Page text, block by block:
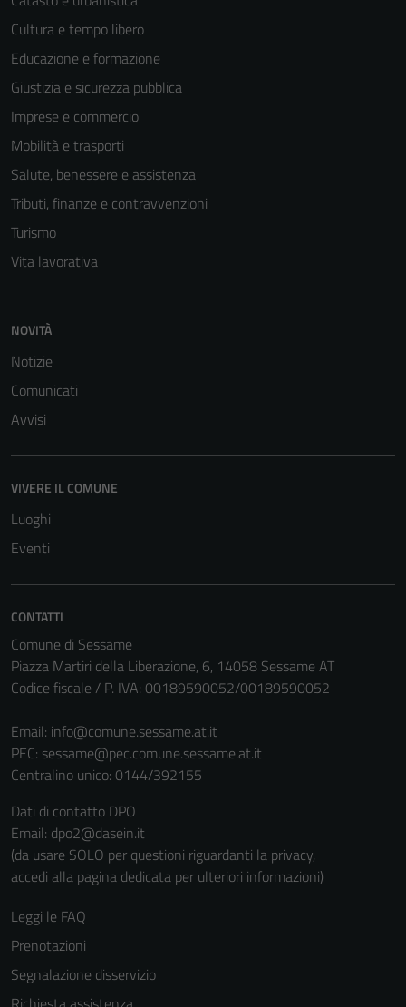
Cultura e tempo libero
Educazione e formazione
Giustizia e sicurezza pubblica
Imprese e commercio
Mobilità e trasporti
Salute, benessere e assistenza
Tributi, finanze e contravvenzioni
Turismo
Vita lavorativa
NOVITÀ
Notizie
Comunicati
Avvisi
VIVERE IL COMUNE
Luoghi
Eventi
CONTATTI
Comune di Sessame
Piazza Martiri della Liberazione, 6, 14058 Sessame AT
Codice fiscale / P. IVA: 00189590052/00189590052
Email: info@comune.sessame.at.it
PEC: sessame@pec.comune.sessame.at.it
Centralino unico: 0144/392155
Dati di contatto DPO
Email: dpo2@dasein.it
(da usare SOLO per questioni riguardanti la privacy,
accedi alla pagina dedicata per ulteriori informazioni)
Leggi le FAQ
Prenotazioni
Segnalazione disservizio